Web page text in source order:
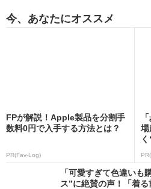
今、あなたにオススメ
FPが解説！Apple製品を分割手
数料0円で入手する方法とは？
PR(Fav-Log)
場
「可愛すぎて色違いも
ス”に絶賛の声！「着